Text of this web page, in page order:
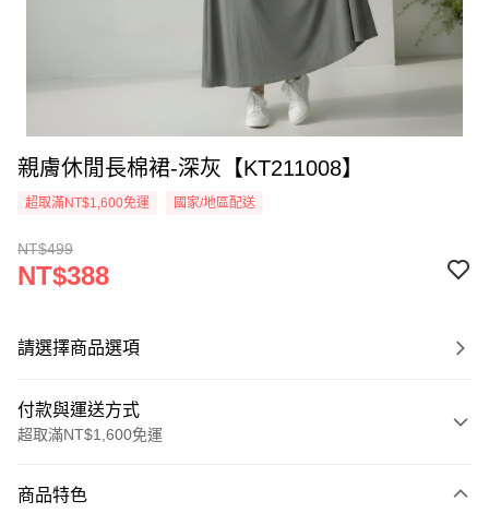
親膚休閒長棉裙-深灰【KT211008】
超取滿NT$1,600免運 國家/地區配送
NT$499
NT$388
請選擇商品選項
付款與運送方式
超取滿NT$1,600免運
信用卡一次付款
商品特色